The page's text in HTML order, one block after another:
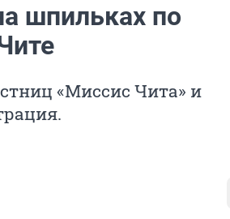
шпильках по
«Миссис Чита» и